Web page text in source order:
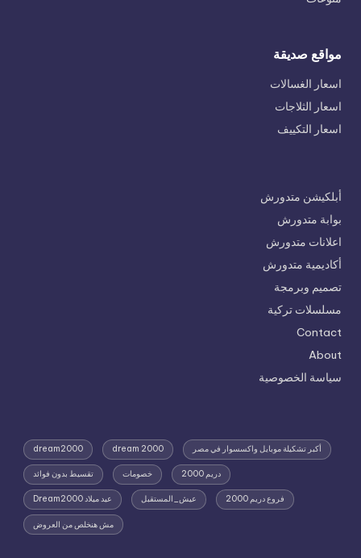
مواقع صديقة
اسعار الغسالات
اسعار الثلاجات
اسعار التكييف
أبلكيشن متدورش
بوابة متدورش
اعلانات متدورش
أكاديمية متدورش
تصميم وبرمجة
مسلسلات تركية
Contact
About
سياسة الخصوصية
dream2000 dream 2000 أكبر تشكيلة موبايل واكسسوار في مصر
تقسيط بدون فوائد خصومات دريم 2000
عيد ميلاد Dream2000 عيش_المستقبل فروع دريم 2000
مش هنخلص من العروض